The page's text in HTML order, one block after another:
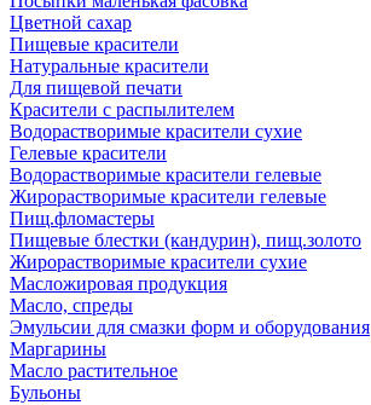
Цветной сахар
Пищевые красители
Натуральные красители
Для пищевой печати
Красители с распылителем
Водорастворимые красители сухие
Гелевые красители
Водорастворимые красители гелевые
Жирорастворимые красители гелевые
Пищ.фломастеры
Пищевые блестки (кандурин), пищ.золото
Жирорастворимые красители сухие
Масложировая продукция
Масло, спреды
Эмульсии для смазки форм и оборудования
Маргарины
Масло растительное
Бульоны